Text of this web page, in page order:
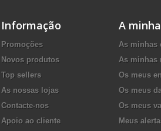
Informação
Promoções
Novos produtos
Top sellers
As nossas lojas
Contacte-nos
Apoio ao cliente
A
As minhas
As minhas
Os meus
Os meus
Os meus
Meus